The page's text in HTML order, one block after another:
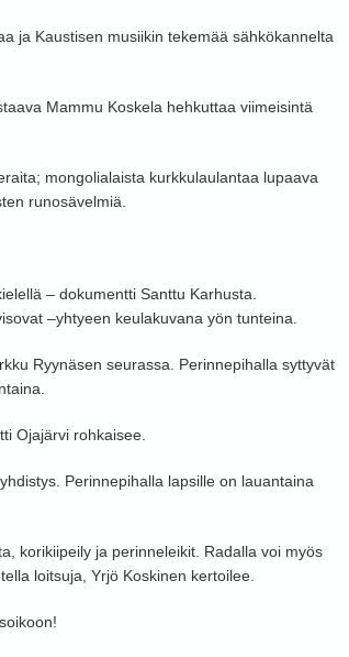
ja Kaustisen musiikin tekemää sähkökannelta
Mammu Koskela hehkuttaa viimeisintä
mongolialaista kurkkulaulantaa lupaava
runosävelmiä.
– dokumentti Santtu Karhusta.
–yhtyeen keulakuvana yön tunteina.
Ryynäsen seurassa. Perinnepihalla syttyvät
Ojajärvi rohkaisee.
Perinnepihalla lapsille on lauantaina
korikiipeily ja perinneleikit. Radalla voi myös
loitsuja, Yrjö Koskinen kertoilee.